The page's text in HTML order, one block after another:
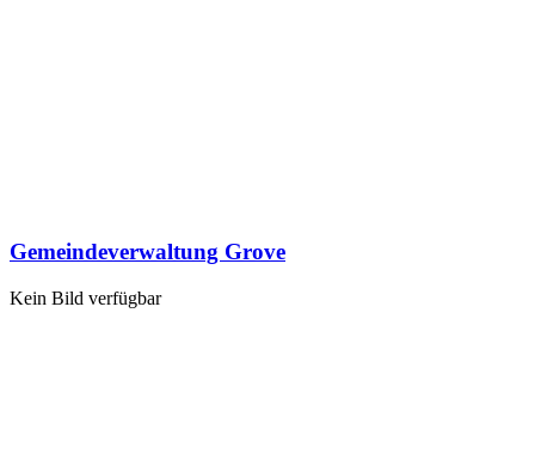
Gemeindeverwaltung Grove
Kein Bild verfügbar